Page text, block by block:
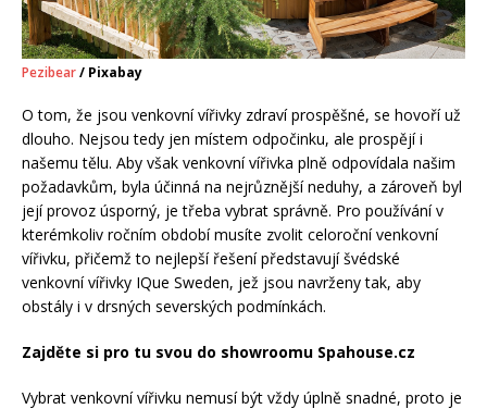
Pezibear/ Pixabay
O tom, že jsou venkovní vířivky zdraví prospěšné, se hovoří už
dlouho. Nejsou tedy jen místem odpočinku, ale prospějí i
našemu tělu. Aby však venkovní vířivka plně odpovídala našim
požadavkům, byla účinná na nejrůznější neduhy, a zároveň byl
její provoz úsporný, je třeba vybrat správně. Pro používání v
kterémkoliv ročním období musíte zvolit celoroční venkovní
vířivku, přičemž to nejlepší řešení představují švédské
venkovní vířivky IQue Sweden, jež jsou navrženy tak, aby
obstály i v drsných severských podmínkách.
Zajděte si pro tu svou do showroomu Spahouse.cz
Vybrat venkovní vířivku nemusí být vždy úplně snadné, proto je